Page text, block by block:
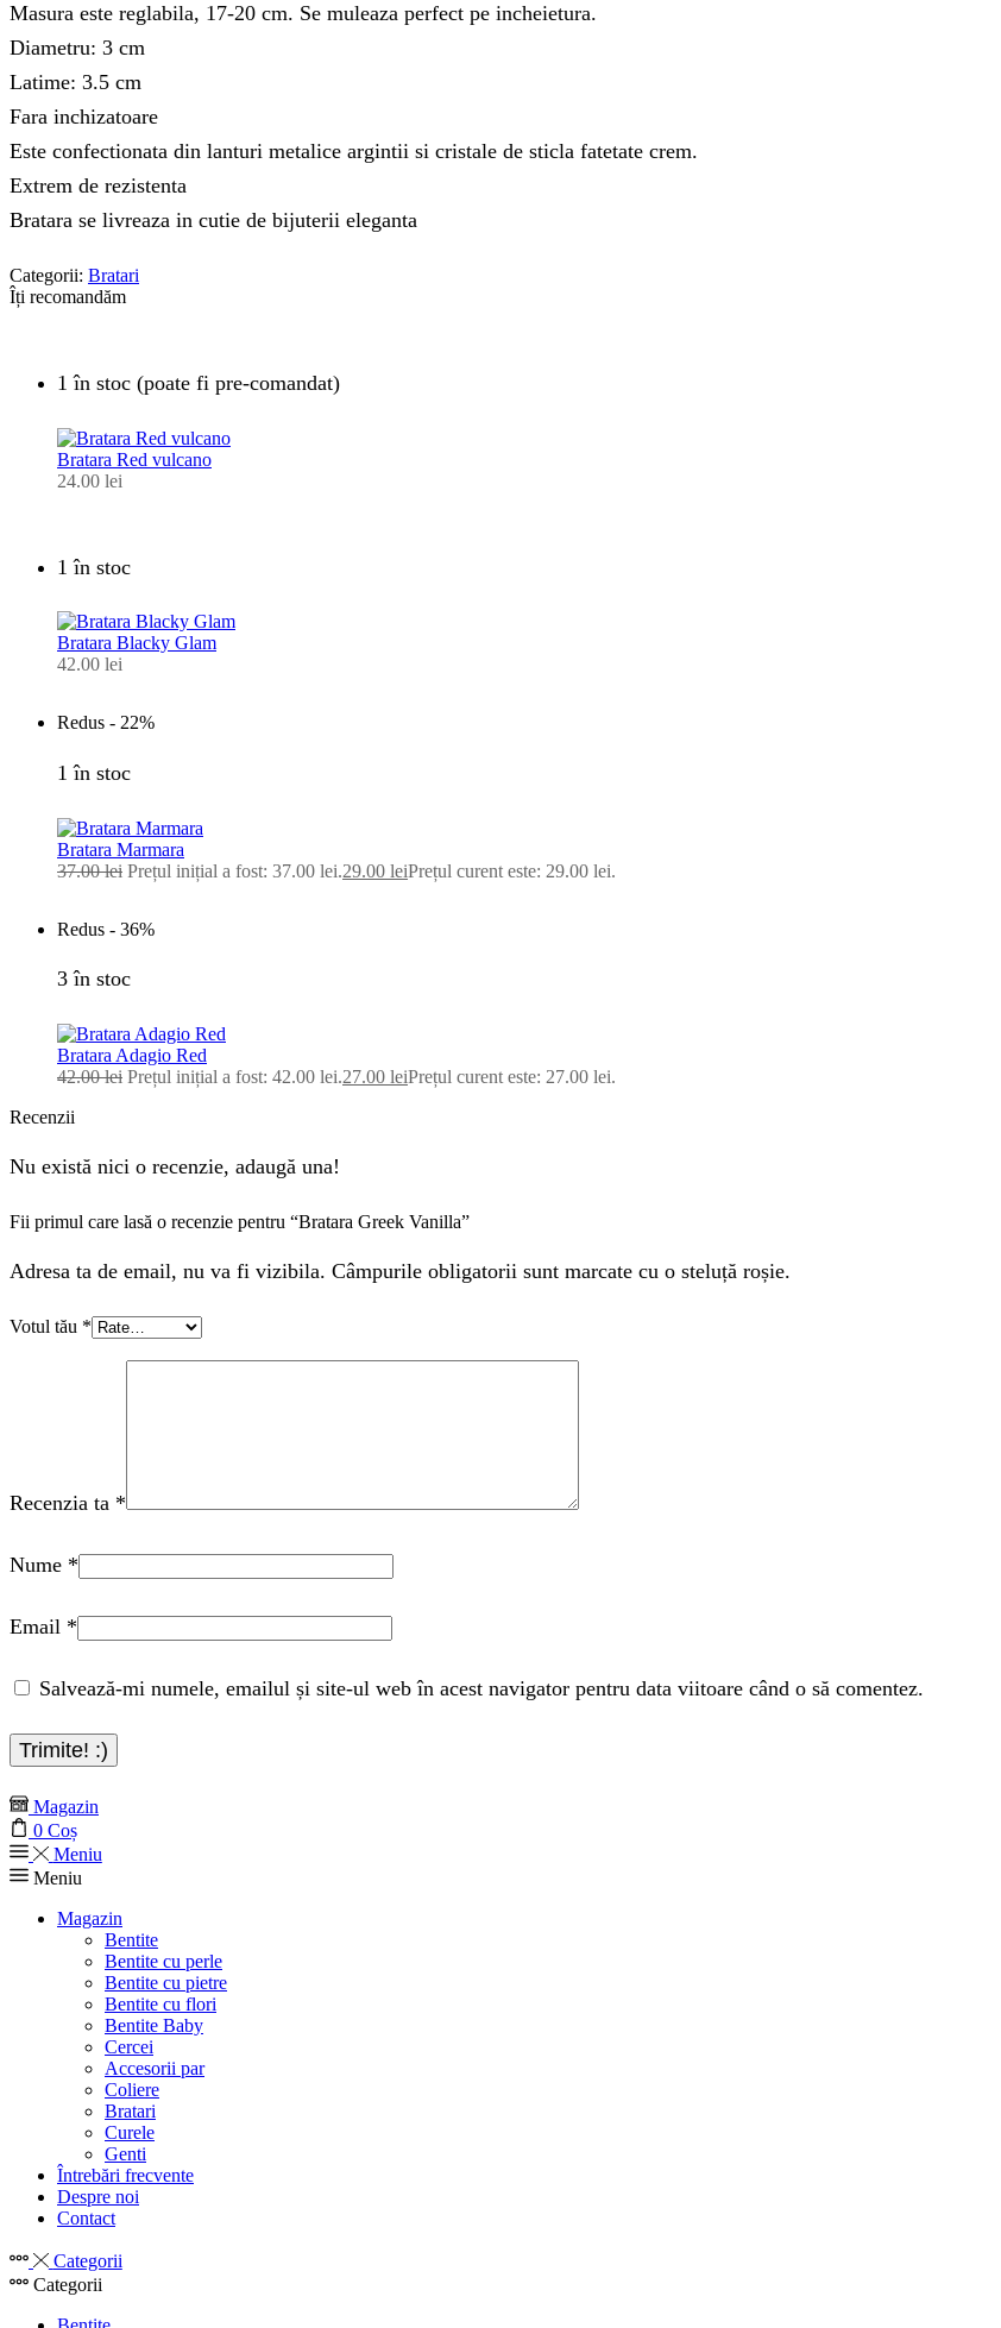
Masura este reglabila, 17-20 cm. Se muleaza perfect pe incheietura.
Diametru: 3 cm
Latime: 3.5 cm
Fara inchizatoare
Este confectionata din lanturi metalice argintii si cristale de sticla fatetate crem.
Extrem de rezistenta
Bratara se livreaza in cutie de bijuterii eleganta
Categorii: Bratari
Îți recomandăm
1 în stoc (poate fi pre-comandat)
Bratara Red vulcano
24.00 lei
1 în stoc
Bratara Blacky Glam
42.00 lei
Redus - 22%
1 în stoc
Bratara Marmara
37.00lei Prețul inițial a fost: 37.00 lei.29.00 leiPrețul curent este: 29.00 lei.
Redus - 36%
3 în stoc
Bratara Adagio Red
42.00lei Prețul inițial a fost: 42.00 lei.27.00 leiPrețul curent este: 27.00 lei.
Recenzii
Nu există nici o recenzie, adaugă una!
Fii primul care lasă o recenzie pentru “Bratara Greek Vanilla”
Adresa ta de email, nu va fi vizibila. Câmpurile obligatorii sunt marcate cu o steluță roșie.
Votul tău *
Recenzia ta *
Nume *
Email *
Salvează-mi numele, emailul și site-ul web în acest navigator pentru data viitoare când o să comentez.
Magazin
0 Coș
Meniu
Meniu
Magazin
Bentite
Bentite cu perle
Bentite cu pietre
Bentite cu flori
Bentite Baby
Cercei
Accesorii par
Coliere
Bratari
Curele
Genti
Întrebări frecvente
Despre noi
Contact
Categorii
Categorii